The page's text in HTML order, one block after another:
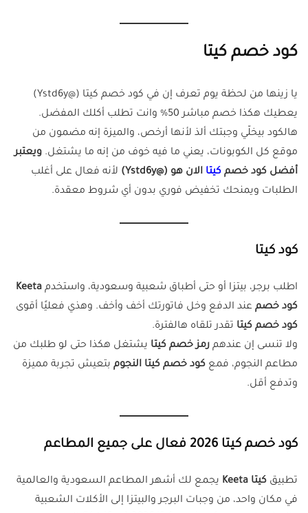
كود خصم كيتا
يا زينها من لحظة يوم تعرف إن في كود خصم كيتا (@Ystd6y)
يعطيك هكذا خصم مباشر 50% وانت تطلب أكلك المفضل.
هالكود بيخلّي وجبتك ألذ لأنها أرخص، والميزة إنه مضمون من
موقع كل الكوبونات، يعني ما فيه خوف من إنه ما يشتغل. ويعتبر
أفضل كود خصم كيتا الان هو (@Ystd6y)
لأنه فعال على أغلب
الطلبات ويمنحك تخفيض فوري بدون أي شروط معقدة.
كود كيتا
اطلب برجر، بيتزا أو حتى أطباق شعبية وسعودية، واستخدم Keeta
كود خصم عند الدفع وخل فاتورتك أخف وأخف. وهذي فعليًا أقوى
كود خصم كيتا تقدر تلقاه هالفترة.
ولا تنسى إن عندهم رمز خصم كيتا يشتغل هكذا حتى لو طلبك من
مطاعم النجوم، فمع كود خصم كيتا النجوم بتعيش تجربة مميزة
وتدفع أقل.
كود خصم كيتا 2026 فعال على جميع المطاعم
تطبيق كيتا Keeta
يجمع لك أشهر المطاعم السعودية والعالمية
في مكان واحد، من وجبات البرجر والبيتزا إلى الأكلات الشعبية